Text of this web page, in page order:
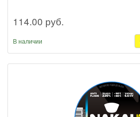
114.00 руб.
В наличии